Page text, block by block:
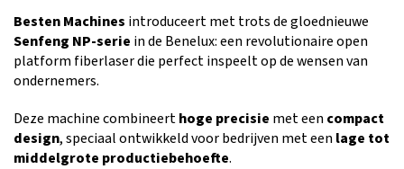
Besten Machines introduceert met trots de gloednieuwe
Senfeng NP-serie in de Benelux: een revolutionaire open
platform fiberlaser die perfect inspeelt op de wensen van
ondernemers.
Deze machine combineerthoge precisie met eencompact
design, speciaal ontwikkeld voor bedrijven met eenlage tot
middelgrote productiebehoefte.